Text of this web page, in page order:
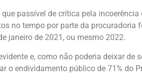
que passível de crítica pela
no tempo por parte da
janeiro de 2021, ou mesmo 2022.
e, como não poderia deixar
o endividamento público de 71%